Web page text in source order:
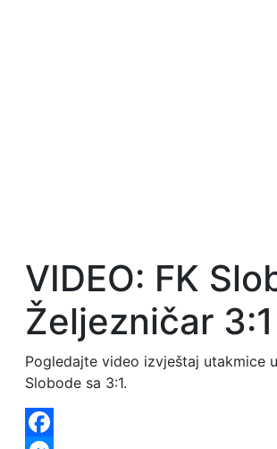
VIDEO: FK
Željezničar 3:1
Pogledajte video izvještaj utakmice
Slobode sa 3:1.